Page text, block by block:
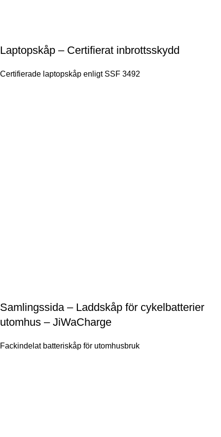
Laptopskåp – Certifierat inbrottsskydd
Certifierade laptopskåp enligt SSF 3492
Samlingssida – Laddskåp för cykelbatterier
utomhus – JiWaCharge
Fackindelat batteriskåp för utomhusbruk